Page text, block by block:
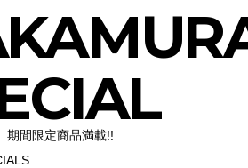
期間限定商品満載!!